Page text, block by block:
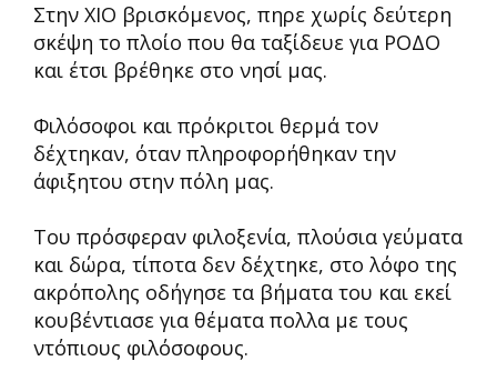
Στην ΧΙΟ βρισκόμενος, πηρε χωρίς δεύτερη
σκέψη το πλοίο που θα ταξίδευε για ΡΟΔΟ
και έτσι βρέθηκε στο νησί μας.
Φιλόσοφοι και πρόκριτοι θερμά τον
δέχτηκαν, όταν πληροφορήθηκαν την
άφιξητου στην πόλη μας.
Του πρόσφεραν φιλοξενία, πλούσια γεύματα
και δώρα, τίποτα δεν δέχτηκε, στο λόφο της
ακρόπολης οδήγησε τα βήματα του και εκεί
κουβέντιασε για θέματα πολλα με τους
ντόπιους φιλόσοφους.